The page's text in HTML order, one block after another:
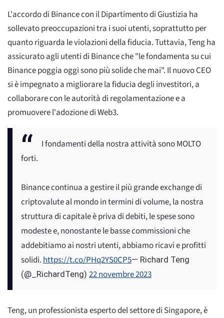
L'accordo di Binance con il Dipartimento di Giustizia ha
sollevato preoccupazioni tra i suoi utenti, soprattutto per
quanto riguarda le violazioni della fiducia. Tuttavia, Teng ha
assicurato agli utenti di Binance che "le fondamenta su cui
Binance poggia oggi sono più solide che mai". Il nuovo CEO
si è impegnato a migliorare la fiducia degli investitori, a
collaborare con le autorità di regolamentazione e a
promuovere l'adozione di Web3.
I fondamenti della nostra attività sono MOLTO
forti.
Binance continua a gestire il più grande exchange di
criptovalute al mondo in termini di volume, la nostra
struttura di capitale è priva di debiti, le spese sono
modeste e, nonostante le basse commissioni che
addebitiamo ai nostri utenti, abbiamo ricavi e profitti
solidi.https://t.co/PHq2YS0CP5— Richard Teng
(@_RichardTeng) 22 novembre 2023
Teng, un professionista esperto del settore di Singapore, è